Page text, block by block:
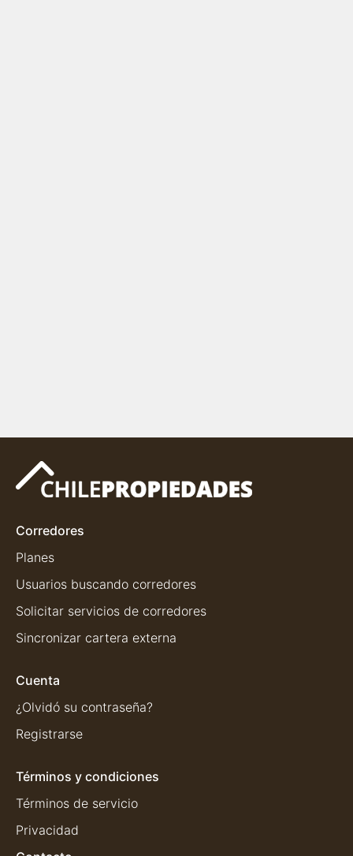
Corredores
Planes
Usuarios buscando corredores
Solicitar servicios de corredores
Sincronizar cartera externa
Cuenta
¿Olvidó su contraseña?
Registrarse
Términos y condiciones
Términos de servicio
Privacidad